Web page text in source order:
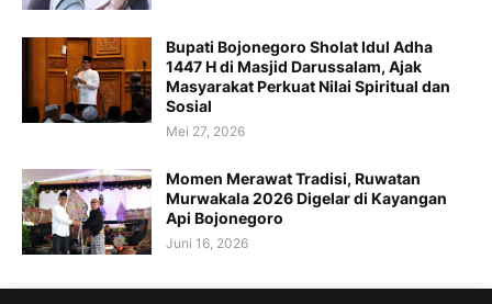
Bupati Bojonegoro Sholat Idul Adha
1447 H di Masjid Darussalam, Ajak
Masyarakat Perkuat Nilai Spiritual dan
Sosial
Mei 27, 2026
Momen Merawat Tradisi, Ruwatan
Murwakala 2026 Digelar di Kayangan
Api Bojonegoro
Juni 16, 2026